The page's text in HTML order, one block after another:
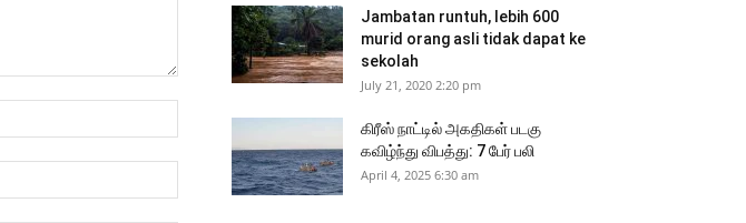
Jambatan runtuh, lebih 600
murid orang asli tidak dapat ke
sekolah
July 21, 2020 2:20 pm
கிரீஸ் நாட்டில் அகதிகள் படகு
கவிழ்ந்து விபத்து: 7 பேர் பலி
April 4, 2025 6:30 am